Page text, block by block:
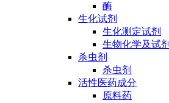
酶
生化试剂
生化测定试剂
生物化学及试剂
杀虫剂
杀虫剂
活性医药成分
原料药